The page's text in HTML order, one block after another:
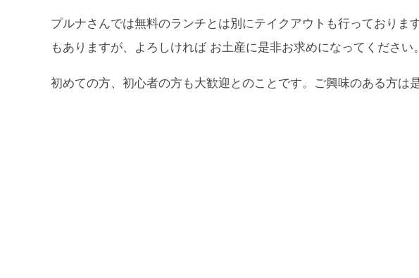
プルナさんでは無料のランチとは別にテイクアウトも行っておりま
もありますが、よろしければ お土産に是非お求めになってください。
初めての方、初心者の方も大歓迎とのことです。ご興味のある方は